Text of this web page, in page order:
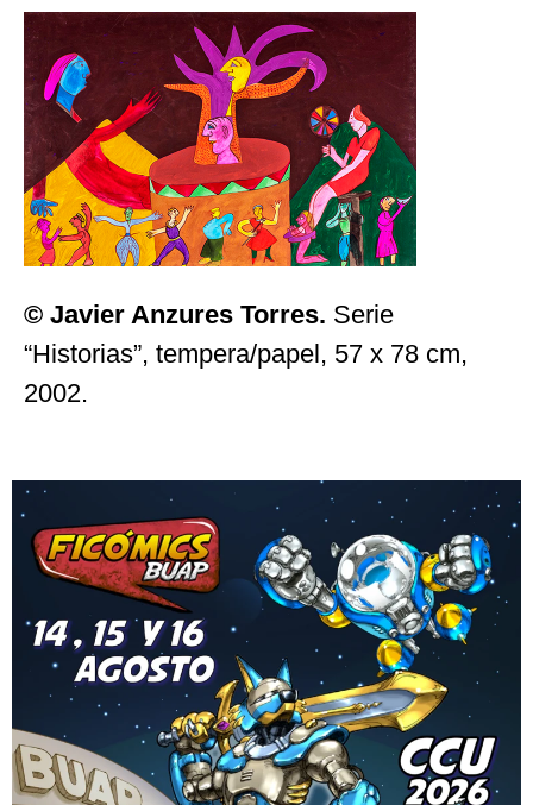
© Javier Anzures Torres. Serie
“Historias”, tempera/papel, 57 x 78 cm,
2002.